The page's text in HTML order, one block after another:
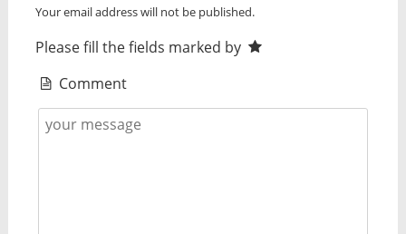
Your email address will not be published.
Please fill the fields marked by
Comment